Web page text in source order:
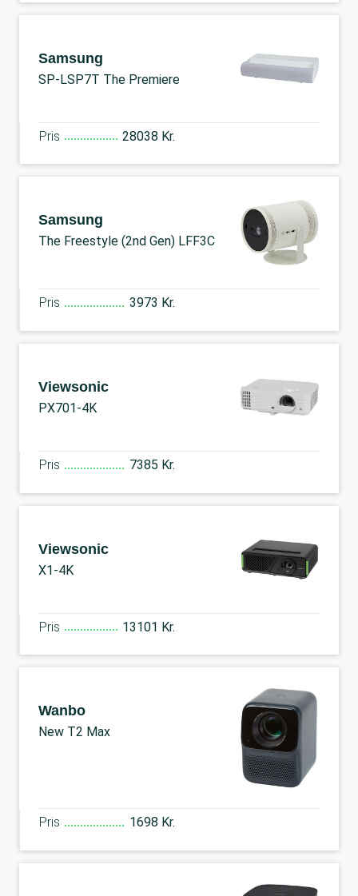
Samsung
SP-LSP7T The Premiere
Pris 28038 Kr.
Samsung
The Freestyle (2nd Gen) LFF3C
Pris 3973 Kr.
Viewsonic
PX701-4K
Pris 7385 Kr.
Viewsonic
X1-4K
Pris 13101 Kr.
Wanbo
New T2 Max
Pris 1698 Kr.